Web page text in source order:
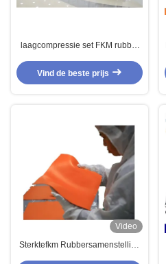
laagcompressie set FKM rubber
temperatuurweerstand voor de
automobielindustrie
Vind de beste prijs
Video
Sterktefkm Rubbersamenstelling